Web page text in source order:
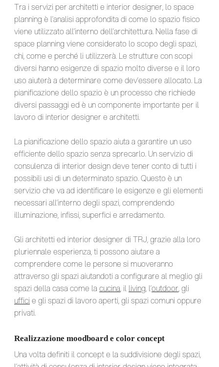
Tra i servizi per architetti e interior designer, lo space
planning è l’analisi approfondita di come lo spazio fisico
viene utilizzato all’interno dell’architettura. Nella fase di
space planning viene considerato lo scopo degli spazi,
chi, come e perché li utilizzerà. Le strutture con scopi
diversi hanno esigenze di spazio molto diverse e il loro
uso aiuterà a determinare come dev’essere allocato. La
pianificazione dello spazio è un processo che richiede
diversi passaggi ed è un componente importante per il
lavoro di interior designer e architetti.
La pianificazione dello spazio aiuta a garantire un uso
efficiente dello spazio senza sprecarlo. Un servizio di
consulenza di interior design deve tener conto di tutti i
possibili usi di un determinato spazio. Questo è un
servizio che va ad identificare le esigenze e gli elementi
necessari all’interno degli spazi, comprendendo
illuminazione, infissi, superfici e arredamento.
Gli architetti ed interior designer di TRJ, grazie alla loro
pluriennale esperienza, ti possono aiutare a
comprendere come le persone si muoveranno
attraverso gli spazi aiutandoti a configurare al meglio gli
spazi della casa come la cucina, il living, l’outdoor, gli
uffici e gli spazi di lavoro aperti, gli spazi comuni oppure
privati.
Realizzazione moodboard e color concept
Una volta definiti il concept e la suddivisione degli spazi,